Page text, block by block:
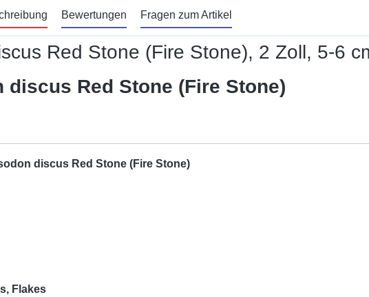
Bewertungen Fragen zum Artikel
Red Stone (Fire Stone), 2 Zoll, 5-6
Red Stone (Fire Stone)
discus Red Stone (Fire Stone)
Flakes